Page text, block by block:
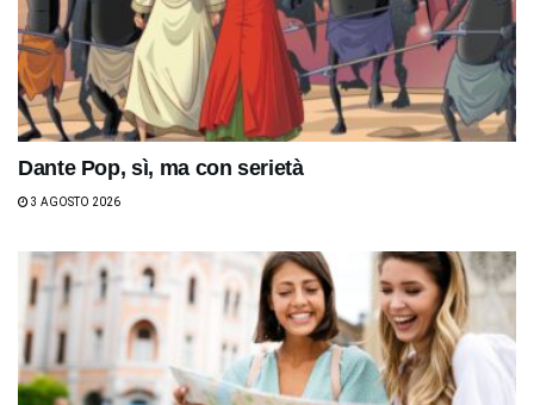
Dante Pop, sì, ma con serietà
3 AGOSTO 2026